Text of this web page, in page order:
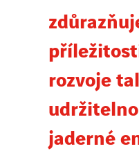
rozvoje
jaderné